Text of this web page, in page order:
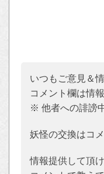
いつもご意見＆
コメント欄は情
※ 他者への誹謗
妖怪の交換はコ
情報提供して頂